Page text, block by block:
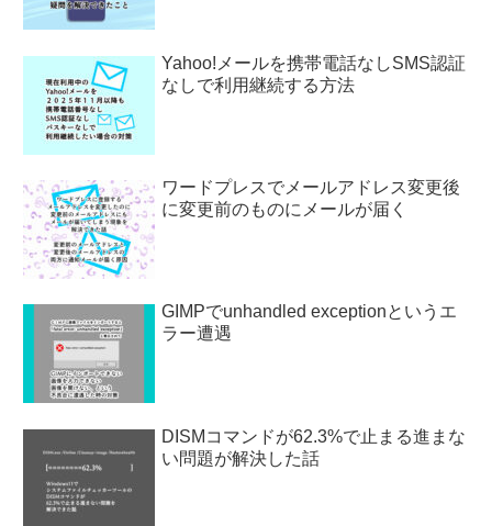
Yahoo!メールを携帯電話なしSMS認証
なしで利用継続する方法
ワードプレスでメールアドレス変更後
に変更前のものにメールが届く
GIMPでunhandled exceptionというエ
ラー遭遇
DISMコマンドが62.3%で止まる進まな
い問題が解決した話